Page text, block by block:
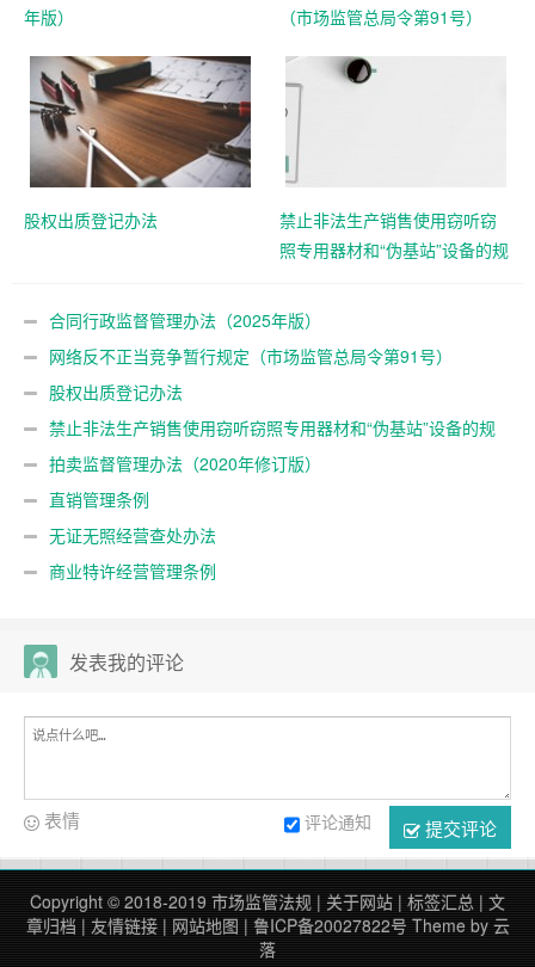
年版）
（市场监管总局令第91号）
股权出质登记办法
禁止非法生产销售使用窃听窃
照专用器材和“伪基站”设备的规
合同行政监督管理办法（2025年版）
网络反不正当竞争暂行规定（市场监管总局令第91号）
股权出质登记办法
禁止非法生产销售使用窃听窃照专用器材和“伪基站”设备的规
定 拍卖监督管理办法（2020年修订版）
直销管理条例
无证无照经营查处办法
商业特许经营管理条例
发表我的评论
提交评论
评论通知
表情
Copyright © 2018-2019 市场监管法规 | 关于网站 | 标签汇总 | 文
章归档 | 友情链接| 网站地图 | 鲁ICP备20027822号 Theme by 云
落